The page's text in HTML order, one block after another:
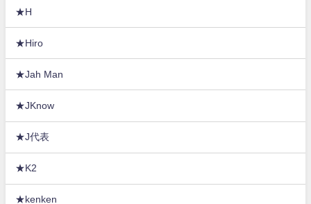
★H
★Hiro
★Jah Man
★JKnow
★J代表
★K2
★kenken